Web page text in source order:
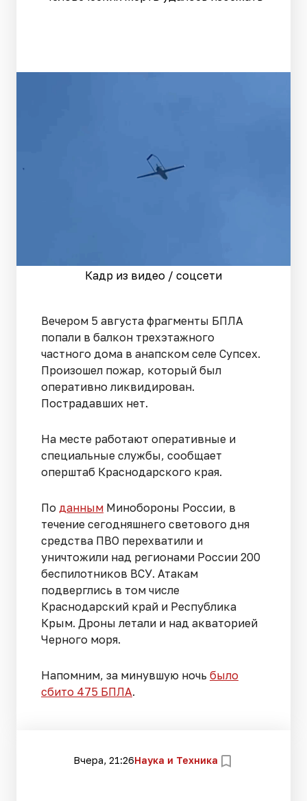
Кадр из видео / соцсети
Вечером 5 августа фрагменты БПЛА
попали в балкон трехэтажного
частного дома в анапском селе Супсех.
Произошел пожар, который был
оперативно ликвидирован.
Пострадавших нет.
На месте работают оперативные и
специальные службы, сообщает
оперштаб Краснодарского края.
По данным Минобороны России, в
течение сегодняшнего светового дня
средства ПВО перехватили и
уничтожили над регионами России 200
беспилотников ВСУ. Атакам
подверглись в том числе
Краснодарский край и Республика
Крым. Дроны летали и над акваторией
Черного моря.
Напомним, за минувшую ночь было
сбито 475 БПЛА.
Вчера, 21:26Наука и Техника